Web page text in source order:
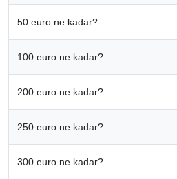
50 euro ne kadar?
100 euro ne kadar?
200 euro ne kadar?
250 euro ne kadar?
300 euro ne kadar?